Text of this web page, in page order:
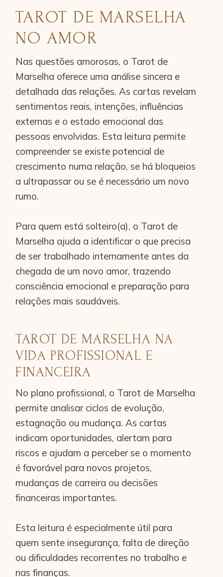
TAROT DE MARSELHA
NO AMOR
Nas questões amorosas, o Tarot de
Marselha oferece uma análise sincera e
detalhada das relações. As cartas revelam
sentimentos reais, intenções, influências
externas e o estado emocional das
pessoas envolvidas. Esta leitura permite
compreender se existe potencial de
crescimento numa relação, se há bloqueios
a ultrapassar ou se é necessário um novo
rumo.
Para quem está solteiro(a), o Tarot de
Marselha ajuda a identificar o que precisa
de ser trabalhado internamente antes da
chegada de um novo amor, trazendo
consciência emocional e preparação para
relações mais saudáveis.
TAROT DE MARSELHA NA
VIDA PROFISSIONAL E
FINANCEIRA
No plano profissional, o Tarot de Marselha
permite analisar ciclos de evolução,
estagnação ou mudança. As cartas
indicam oportunidades, alertam para
riscos e ajudam a perceber se o momento
é favorável para novos projetos,
mudanças de carreira ou decisões
financeiras importantes.
Esta leitura é especialmente útil para
quem sente insegurança, falta de direção
ou dificuldades recorrentes no trabalho e
nas finanças.